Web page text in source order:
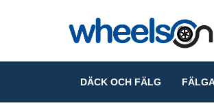
DÄCK OCH FÄLG